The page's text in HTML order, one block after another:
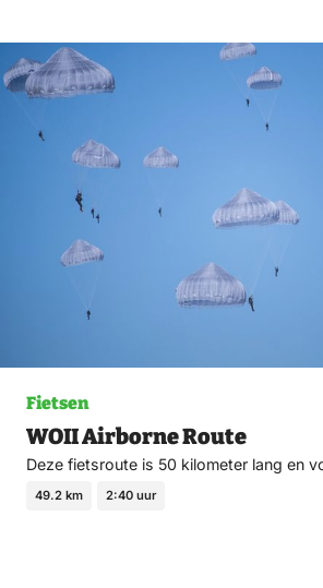
Fietsen
WOII Airborne Route
Deze fietsroute is 50 kilometer lang en
49.2 km 2:40 uur